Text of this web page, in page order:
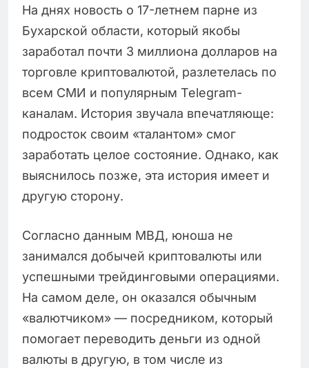
На днях новость о 17-летнем парне из
Бухарской области, который якобы
заработал почти 3 миллиона долларов на
торговле криптовалютой, разлетелась по
всем СМИ и популярным Telegram-
каналам. История звучала впечатляюще:
подросток своим «талантом» смог
заработать целое состояние. Однако, как
выяснилось позже, эта история имеет и
другую сторону.
Согласно данным МВД, юноша не
занимался добычей криптовалюты или
успешными трейдинговыми операциями.
На самом деле, он оказался обычным
«валютчиком» — посредником, который
помогает переводить деньги из одной
валюты в другую, в том числе из